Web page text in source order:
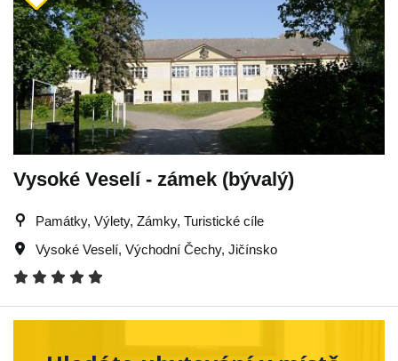
Vysoké Veselí - zámek (bývalý)
Památky, Výlety, Zámky, Turistické cíle
Vysoké Veselí, Východní Čechy, Jičínsko